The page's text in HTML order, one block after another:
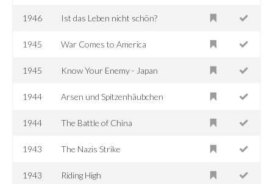
1946 Ist das Leben nicht schön?
1945 War Comes to America
1945 Know Your Enemy - Japan
1944 Arsen und Spitzenhäubchen
1944 The Battle of China
1943 The Nazis Strike
1943 Riding High